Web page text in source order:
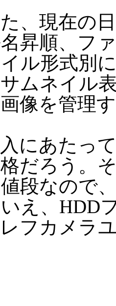
、現在の
昇順、フ
ル形式別
ムネイル
像を管理
にあたって
だろう。
段なので
え、HDD
フカメラ